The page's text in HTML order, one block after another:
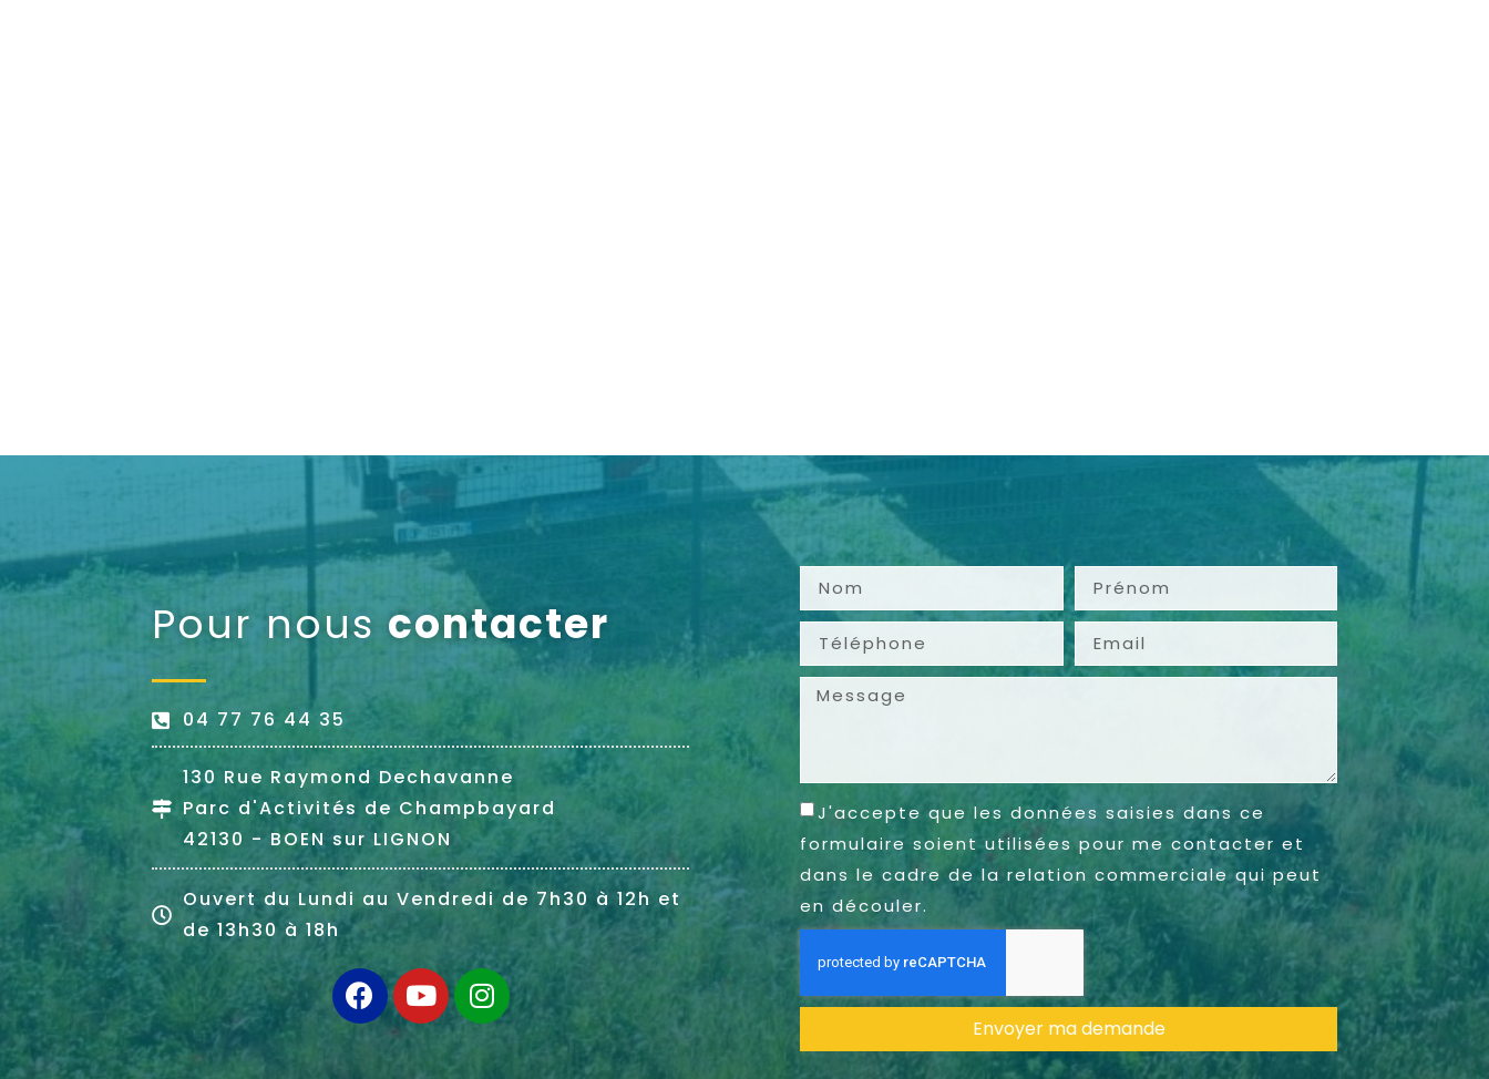
Pour nouscontacter
04 77 76 44 35
130 Rue Raymond Dechavanne
Parc d'Activités de Champbayard
42130 - BOEN sur LIGNON
Ouvert du Lundi au Vendredi de 7h30 à 12h et
de 13h30 à 18h
J'accepte que les données saisies dans ce
formulaire soient utilisées pour me contacter et
dans le cadre de la relation commerciale qui peut
en découler.
Envoyer ma demande